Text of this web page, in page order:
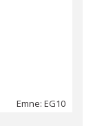
Emne: EG10